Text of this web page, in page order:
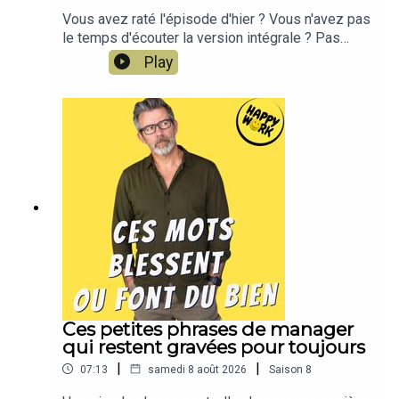
Vous avez raté l'épisode d'hier ? Vous n'avez pas
le temps d'écouter la version intégrale ? Pas
d'inquiétude, Happy Work LE RÉSUMÉ est là !!!En
moins de 2 minutes, l'épisode d'hier est résumé
chaîne Happy Work... pas de spam, c'est gratuit et
il n'y a que du feelgood !!! :
https://whatsapp.com/channel/0029VbBSSbM6B
IEm0yskHH2gEt pour retrouver tous mes
contenus, tests, articles, vidéos : cliquez ici
Play
Ces petites phrases de manager
qui restent gravées pour toujours
07:13 | samedi 8 août 2026 | Saison 8